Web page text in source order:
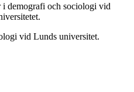
demografi och sociologi vid
vid Lunds universitet.